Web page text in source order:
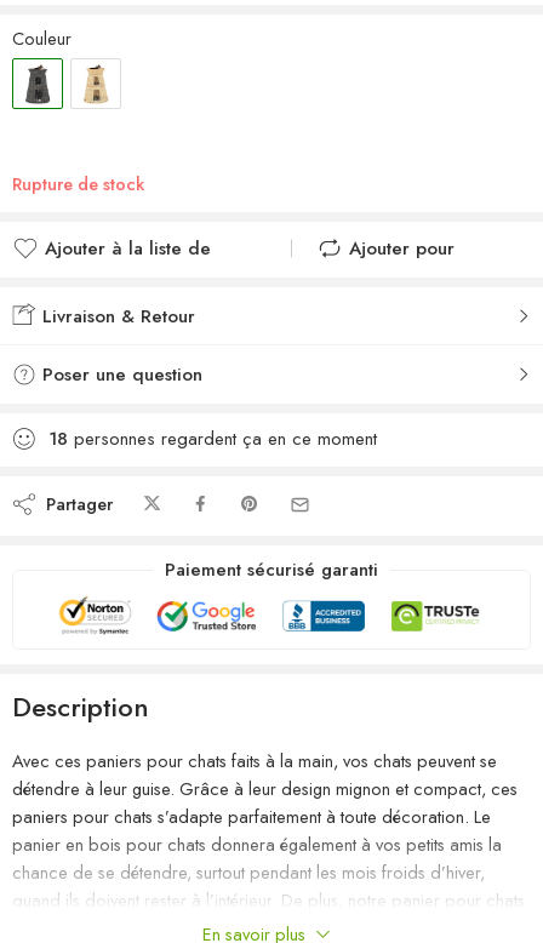
Couleur
Rupture de stock
Ajouter à la liste de
Ajouté à la liste de
Ajouter pour
Livraison & Retour
Poser une question
18 personnes regardent ça en ce moment
Partager
Paiement sécurisé garanti
Description
Avec ces paniers pour chats faits à la main, vos chats peuvent se
détendre à leur guise. Grâce à leur design mignon et compact, ces
paniers pour chats s’adapte parfaitement à toute décoration. Le
panier en bois pour chats donnera également à vos petits amis la
chance de se détendre, surtout pendant les mois froids d’hiver,
quand ils doivent rester à l’intérieur. De plus, notre panier pour chats
est conçu avec des coussins amovibles pour que vos chats et autres
En savoir plus